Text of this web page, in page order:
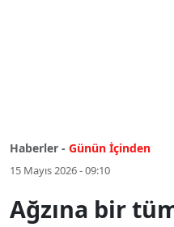
Haberler - Günün İçinden
15 Mayıs 2026 - 09:10
Ağzına bir